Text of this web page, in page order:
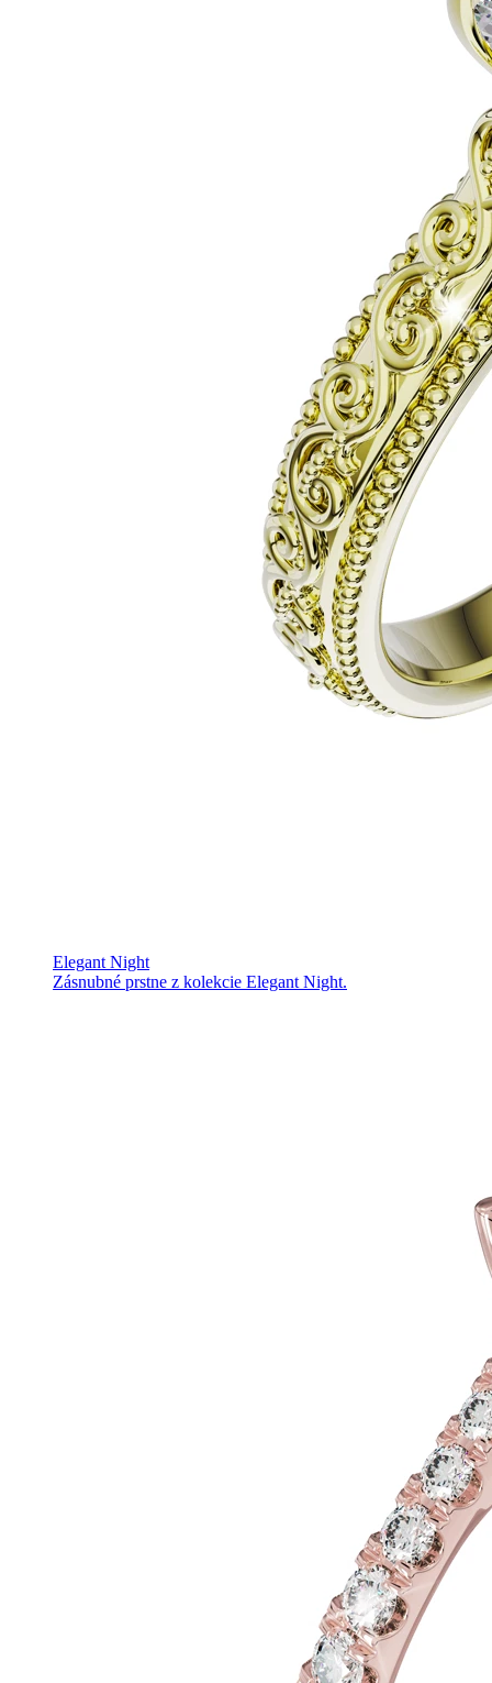
Elegant Night
Zásnubné prstne z kolekcie Elegant Night.